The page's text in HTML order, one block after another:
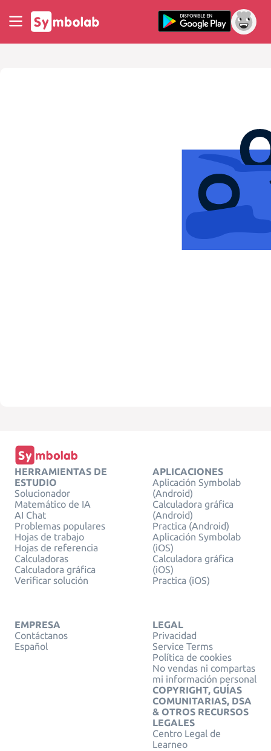
HERRAMIENTAS DE
ESTUDIO
Solucionador
Matemático de IA
AI Chat
Problemas populares
Hojas de trabajo
Hojas de referencia
Calculadoras
Calculadora gráfica
Verificar solución
APLICACIONES
Aplicación Symbolab
(Android)
Calculadora gráfica
(Android)
Practica (Android)
Aplicación Symbolab
(iOS)
Calculadora gráfica
(iOS)
Practica (iOS)
EMPRESA
Contáctanos
Español
LEGAL
Privacidad
Service Terms
Política de cookies
No vendas ni compartas
mi información personal
COPYRIGHT, GUÍAS
COMUNITARIAS, DSA
& OTROS RECURSOS
LEGALES
Centro Legal de
Learneo